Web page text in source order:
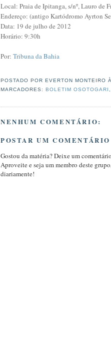
Local: Praia de Ipitanga, s/nº, Lauro de
Endereço: (antigo Kartódromo Ayrton
Data: 19 de julho de 2012
Horário: 9:30h
Por: Tribuna da Bahia
POSTADO POR EVERTON MONTEIRO
MARCADORES:BOLETIM OSOTOGARI
NENHUM COMENTÁRIO:
POSTAR UM COMENTÁRIO
Gostou da matéria? Deixe um
Aproveite e seja um membro deste
diariamente!